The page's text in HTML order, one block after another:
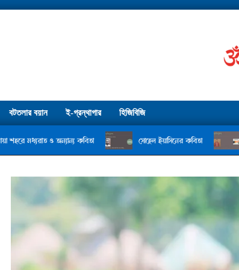
বটতলার বয়ান ই-গ্রন্থাগার হিজিবিজি
ও অন্যান্য কবিতা সোহেল ইয়াসিনের কবিতা বখশিস